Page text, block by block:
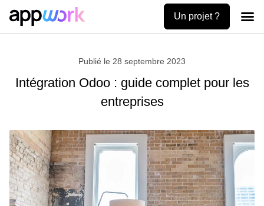
Un projet ?
Publié le 28 septembre 2023
Intégration Odoo : guide complet pour les
entreprises